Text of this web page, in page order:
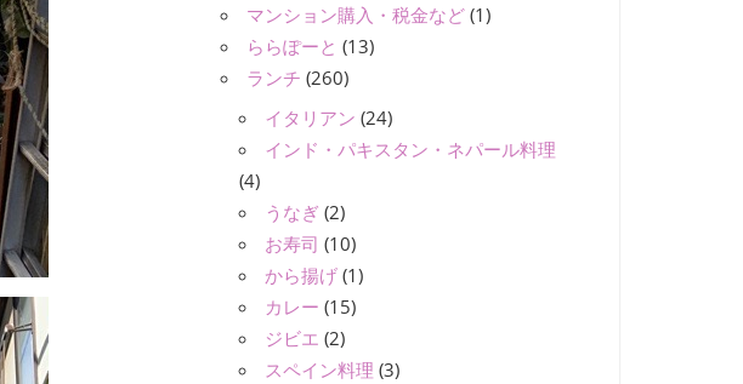
マンション購入・税金など (1)
ららぽーと (13)
ランチ (260)
イタリアン (24)
インド・パキスタン・ネパール料理
(4)
うなぎ (2)
お寿司 (10)
から揚げ (1)
カレー (15)
ジビエ (2)
スペイン料理 (3)